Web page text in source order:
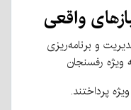
واقعی
و برنامه‌ریزی
ویژه رفسنجان
پرداختند.